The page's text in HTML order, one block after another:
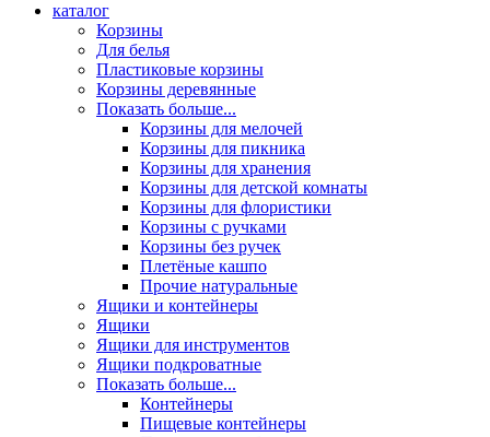
каталог
Корзины
Для белья
Пластиковые корзины
Корзины деревянные
Показать больше...
Корзины для мелочей
Корзины для пикника
Корзины для хранения
Корзины для детской комнаты
Корзины для флористики
Корзины с ручками
Корзины без ручек
Плетёные кашпо
Прочие натуральные
Ящики и контейнеры
Ящики
Ящики для инструментов
Ящики подкроватные
Показать больше...
Контейнеры
Пищевые контейнеры